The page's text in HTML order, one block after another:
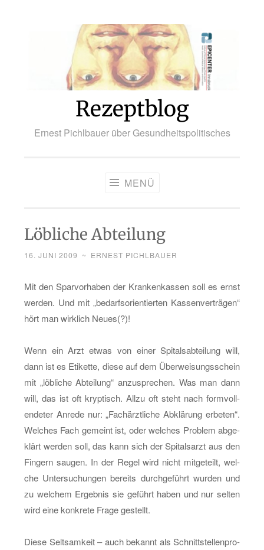
Rezeptblog
Ernest Pichlbauer über Gesundheitspolitisches
MENÜ
Löbliche Abteilung
16. JUNI 2009 ~ ERNEST PICHLBAUER
Mit den Spar­vor­ha­ben der Kran­ken­kas­sen soll es ernst
wer­den. Und mit „be­darfs­ori­en­tier­ten Kas­sen­ver­trä­gen“
hört man wirk­lich Neues(?)!
Wenn ein Arzt etwas von einer Spi­tals­ab­tei­lung will,
dann ist es Eti­ket­te, diese auf dem Über­wei­sungs­schein
mit „löb­li­che Ab­tei­lung“ an­zu­spre­chen. Was man dann
will, das ist oft kryp­tisch. Allzu oft steht nach form­voll­
ende­ter An­re­de nur: „Fach­ärzt­li­che Ab­klä­rung er­be­ten“.
Wel­ches Fach ge­meint ist, oder wel­ches Pro­blem ab­ge­
klärt wer­den soll, das kann sich der Spi­tals­arzt aus den
Fin­gern sau­gen. In der Regel wird nicht mit­ge­teilt, wel­
che Un­ter­su­chun­gen be­reits durch­ge­führt wur­den und
zu wel­chem Er­geb­nis sie ge­führt haben und nur sel­ten
wird eine kon­kre­te Frage ge­stellt.
Diese Selt­sam­keit – auch be­kannt als Schnitt­stel­len­pro­